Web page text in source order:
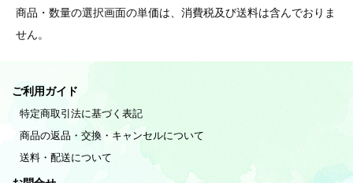
商品・数量の選択画面の単価は、消費税及び送料は含んでおりま
せん。
ご利用ガイド
特定商取引法に基づく表記
商品の返品・交換・キャンセルについて
送料・配送について